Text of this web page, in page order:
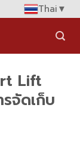
Thai▼
Lift
จัดเก็บ